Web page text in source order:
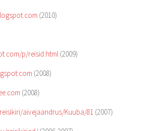
(2010)
p/reisid.html (2009)
(2008)
(2008)
aivejaandrus/Kuuba/81 (2007)